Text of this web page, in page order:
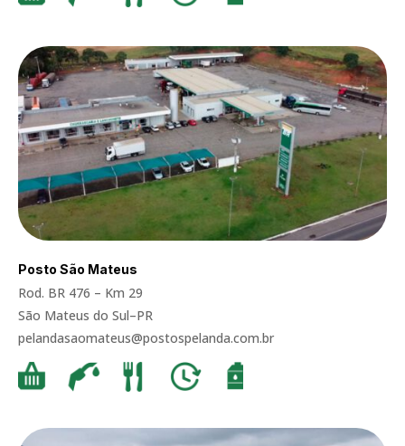
Posto São Mateus
Rod. BR 476 – Km 29
São Mateus do Sul–PR
pelandasaomateus@postospelanda.com.br